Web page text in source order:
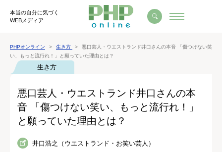
本当の自分に気づく
WEBメディア
PHPオンライン 生き方
悪口芸人・ウエストランド井口さんの本音 「傷つけない笑
い、もっと流行れ！」と願っていた理由とは？
生き方
悪口芸人・ウエストランド井口さんの本
音 「傷つけない笑い、もっと流行れ！」
と願っていた理由とは？
井口浩之（ウエストランド・お笑い芸人）